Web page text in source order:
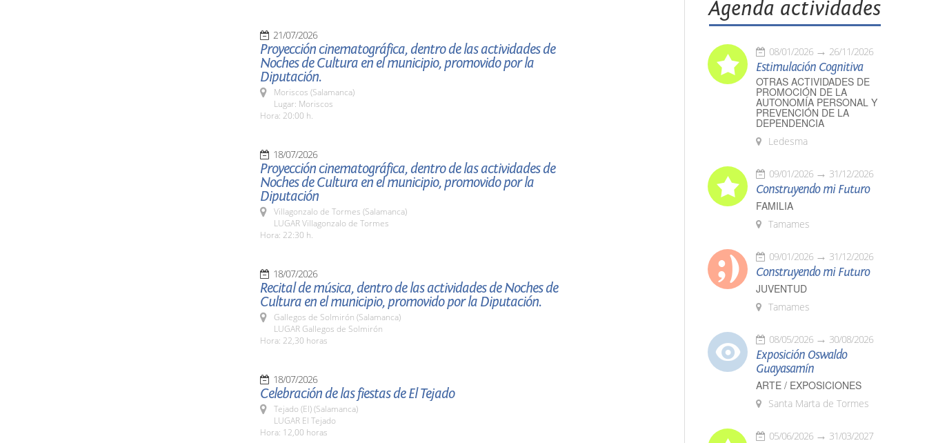
21/07/2026
Proyección cinematográfica, dentro de las actividades de
Noches de Cultura en el municipio, promovido por la
Diputación.
Moriscos (Salamanca)
Lugar: Moriscos
Hora: 20:00 h.
18/07/2026
Proyección cinematográfica, dentro de las actividades de
Noches de Cultura en el municipio, promovido por la
Diputación
Villagonzalo de Tormes (Salamanca)
LUGAR Villagonzalo de Tormes
Hora: 22:30 h.
18/07/2026
Recital de música, dentro de las actividades de Noches de
Cultura en el municipio, promovido por la Diputación.
Gallegos de Solmirón (Salamanca)
LUGAR Gallegos de Solmirón
Hora: 22,30 horas
18/07/2026
Celebración de las fiestas de El Tejado
Tejado (El) (Salamanca)
LUGAR El Tejado
Hora: 12,00 horas
Agenda actividades
08/01/2026 26/11/2026
Estimulación Cognitiva
OTRAS ACTIVIDADES DE
PROMOCIÓN DE LA
AUTONOMÍA PERSONAL Y
PREVENCIÓN DE LA
DEPENDENCIA
Ledesma
09/01/2026 31/12/2026
Construyendo mi Futuro
FAMILIA
Tamames
09/01/2026 31/12/2026
Construyendo mi Futuro
JUVENTUD
Tamames
08/05/2026 30/08/2026
Exposición Oswaldo
Guayasamín
ARTE / EXPOSICIONES
Santa Marta de Tormes
05/06/2026 31/03/2027